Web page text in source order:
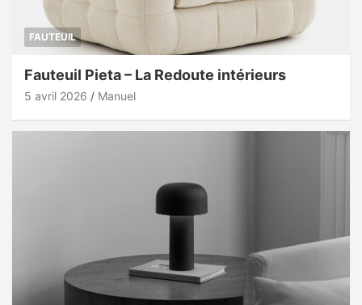
FAUTEUIL
Fauteuil Pieta – La Redoute intérieurs
5 avril 2026 Manuel